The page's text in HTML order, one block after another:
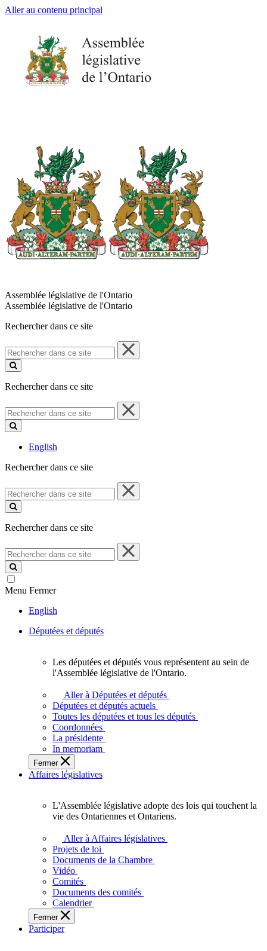
Aller au contenu principal
Assemblée législative de l'Ontario
Assemblée législative de l'Ontario
Rechercher dans ce site
Rechercher
dans
ce
Rechercher dans ce site
Rechercher
dans
ce
English
Rechercher dans ce site
Rechercher
dans
ce
Rechercher dans ce site
Rechercher
dans
ce
site
Menu Fermer
English
Députées et députés
députés
vous
représentent
sein
de
l'Assemblée
législative
l'Ontario.
Les députées et députés vous représentent au sein de
l'Assemblée législative de l'Ontario.
Aller à Députées et députés
Députées et députés actuels
Toutes les députées et tous les députés
Coordonnées
La présidente
In memoriam
Fermer
Affaires législatives
L'Assemblée
adopte
touchent
des
Ontariennes
et
L'Assemblée législative adopte des lois qui touchent la
vie des Ontariennes et Ontariens.
Aller à Affaires législatives
Projets de loi
Documents de la Chambre
Vidéo
Comités
Documents des comités
Calendrier
Fermer
Participer